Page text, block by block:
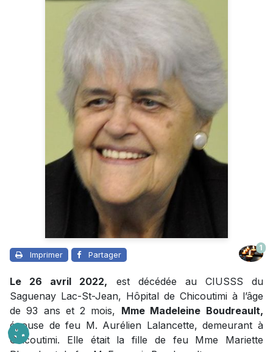
Imprimer Partager
1
Le 26 avril 2022, est décédée au CIUSSS du
Saguenay Lac-St-Jean, Hôpital de Chicoutimi à l’âge
de 93 ans et 2 mois, Mme Madeleine Boudreault,
épouse de feu M. Aurélien Lalancette, demeurant à
Chicoutimi. Elle était la fille de feu Mme Mariette